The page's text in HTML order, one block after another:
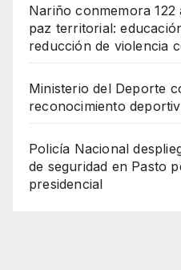
Nariño conmemora
paz territorial:
reducción de violencia
Ministerio del Deporte
reconocimiento
Policía Nacional
de seguridad en Pasto
presidencial